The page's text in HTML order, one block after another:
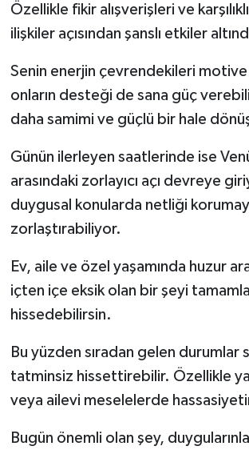
Özellikle fikir alışverişleri ve
ilişkiler açısından şanslı etkiler
Senin enerjin çevrendekileri
onların desteği de sana güç
daha samimi ve güçlü bir hale
Günün ilerleyen saatlerinde ise
arasındaki zorlayıcı açı devreye
duygusal konularda netliği
zorlaştırabiliyor.
Ev, aile ve özel yaşamında huzur
içten içe eksik olan bir şeyi
hissedebilirsin.
Bu yüzden sıradan gelen durumlar
tatminsiz hissettirebilir. Özellikle
veya ailevi meselelerde
Bugün önemli olan şey,